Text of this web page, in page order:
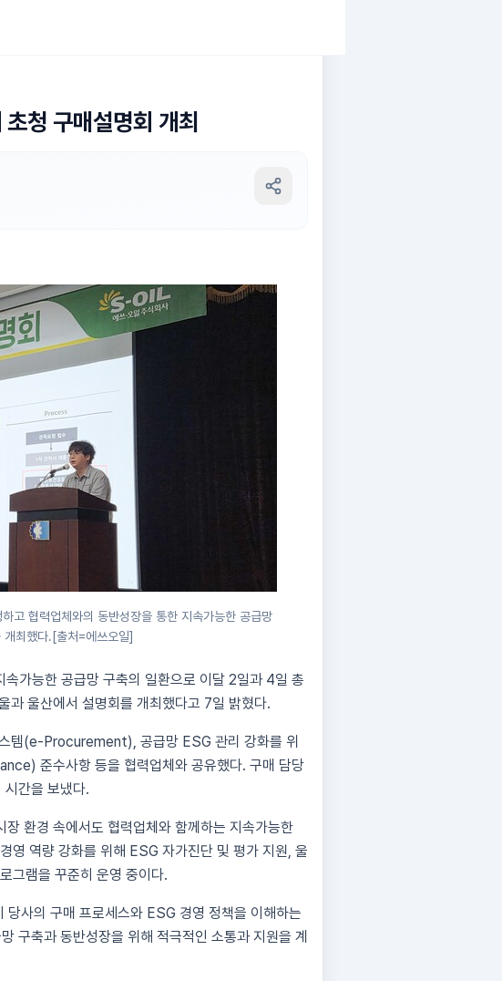
청 구매설명회 개최
고 협력업체와의 동반성장을 통한 지속가능한 공급망
최했다.[출처=에쓰오일]
가능한 공급망 구축의 일환으로 이달 2일과 4일 총
울산에서 설명회를 개최했다고 7일 밝혔다.
템(e-Procurement), 공급망 ESG 관리 강화를 위
준수사항 등을 협력업체와 공유했다. 구매 담당
시간을 보냈다.
장 환경 속에서도 협력업체와 함께하는 지속가능한
영 역량 강화를 위해 ESG 자가진단 및 평가 지원, 울
그램을 꾸준히 운영 중이다.
사의 구매 프로세스와 ESG 경영 정책을 이해하는
구축과 동반성장을 위해 적극적인 소통과 지원을 계